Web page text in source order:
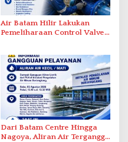
Air Batam Hilir Lakukan
Pemeliharaan Control Valve,
Dari Batam Centre Hingga
Nagoya, Aliran Air Terganggu